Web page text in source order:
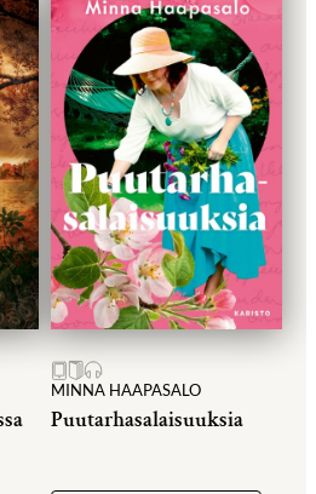
MINNA HAAPASALO
Puutarhasalaisuuksia